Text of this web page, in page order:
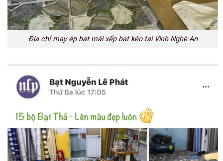
Địa chỉ may ép bạt mái xếp bạt kéo tại Vinh Nghệ An